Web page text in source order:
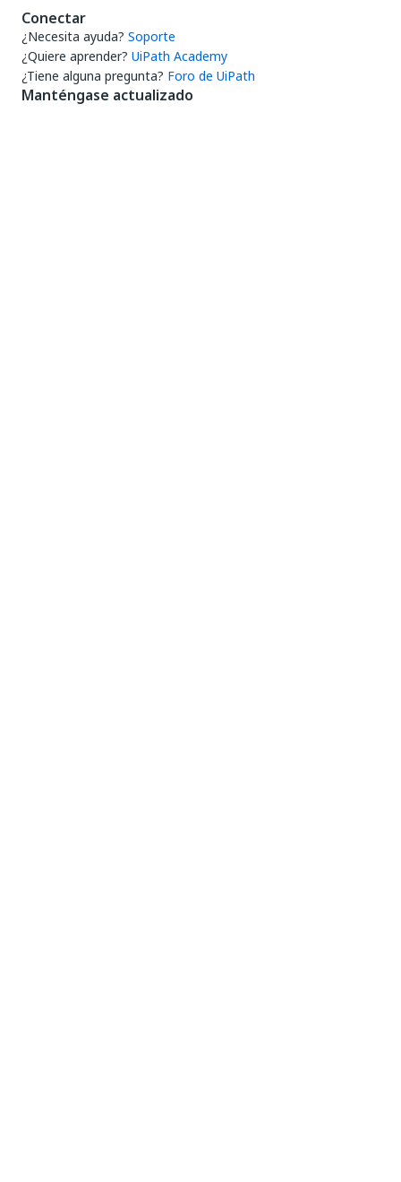
Conectar
¿Necesita ayuda? Soporte
¿Quiere aprender? UiPath Academy
¿Tiene alguna pregunta? Foro de UiPath
Manténgase actualizado